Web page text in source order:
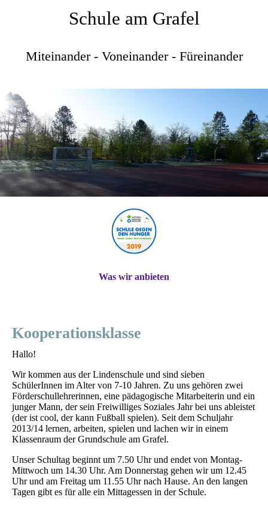
Schule am Grafel
Miteinander - Voneinander - Füreinander
Was wir anbieten
Kooperationsklasse
Hallo!
Wir kommen aus der Lindenschule und sind sieben
SchülerInnen im Alter von 7-10 Jahren. Zu uns gehören zwei
Förderschullehrerinnen, eine pädagogische Mitarbeiterin und ein
junger Mann, der sein Freiwilliges Soziales Jahr bei uns ableistet
(der ist cool, der kann Fußball spielen). Seit dem Schuljahr
2013/14 lernen, arbeiten, spielen und lachen wir in einem
Klassenraum der Grundschule am Grafel.
Unser Schultag beginnt um 7.50 Uhr und endet von Montag-
Mittwoch um 14.30 Uhr. Am Donnerstag gehen wir um 12.45
Uhr und am Freitag um 11.55 Uhr nach Hause. An den langen
Tagen gibt es für alle ein Mittagessen in der Schule.